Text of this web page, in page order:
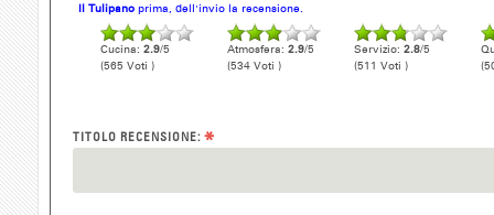
Il Tulipano prima, dell'invio la recensione.
Cucina: 2.9/5
(565 Voti )
Atmosfera: 2.9/5
(534 Voti )
Servizio: 2.8/5
(511 Voti )
TITOLO RECENSIONE: *